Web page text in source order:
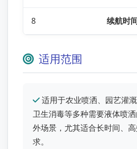
8 续航时
适用范围
适用于农业喷洒、园艺灌溉
卫生消毒等多种需要液体喷
外场景，尤其适合长时间、
求。